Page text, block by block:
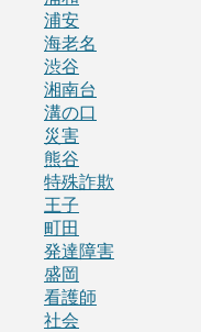
浦安
海老名
渋谷
湘南台
溝の口
災害
熊谷
特殊詐欺
王子
町田
発達障害
盛岡
看護師
社会